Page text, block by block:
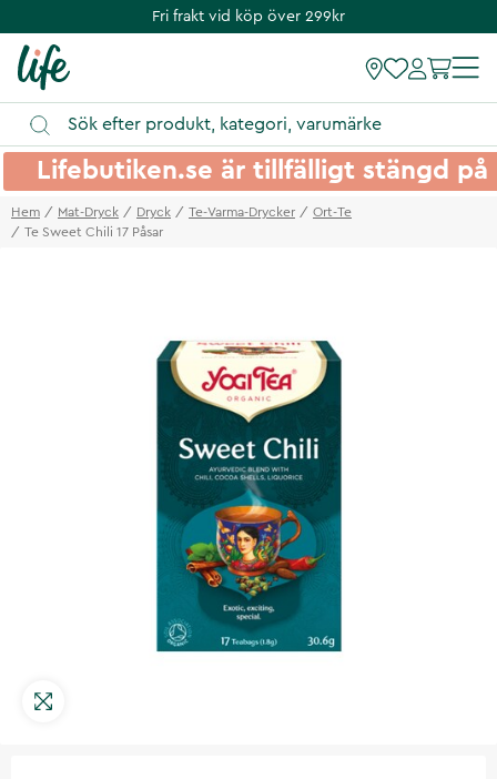
Fri frakt vid köp över 299kr
Lifebutiken.se är tillfälligt stängd
Hem Mat-Dryck Dryck Te-Varma-Drycker
Ort-Te
Te Sweet Chili 17 Påsar